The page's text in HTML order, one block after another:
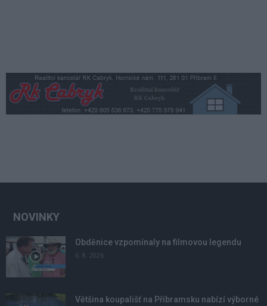
NOVINKY
Obděnice vzpomínaly na filmovou legendu
6. 8. 2026
Většina koupališť na Příbramsku nabízí výborné